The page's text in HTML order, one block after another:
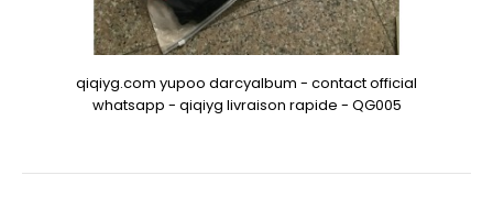
qiqiyg.com yupoo darcyalbum - contact official
whatsapp - qiqiyg livraison rapide - QG005